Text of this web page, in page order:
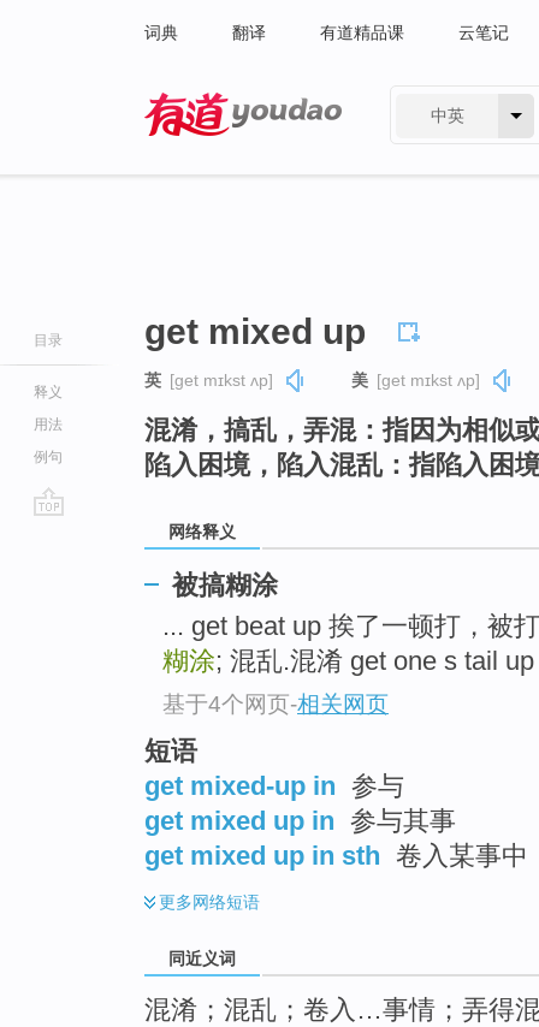
词典 翻译 有道精品课 云笔记
中英
目录
释义
用法
例句
get mixed up
英 [ɡet mɪkst ʌp] 美 [ɡet mɪkst ʌp]
混淆，搞乱，弄混：指因为相似
陷入困境，陷入混乱：指陷入困
网络释义
被搞糊涂
... get beat up 挨了一顿打，被
糊涂; 混乱.混淆 get one s tail
基于4个网页-相关网页
短语
get mixed-up in 参与
get mixed up in 参与其事
get mixed up in sth 卷入某事中
更多网络短语
同近义词
混淆；混乱；卷入…事情；弄得